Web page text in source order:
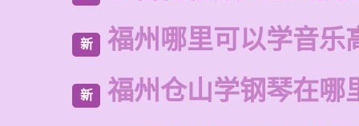
新 福州哪里可以学音乐
新 福州仓山学钢琴在哪